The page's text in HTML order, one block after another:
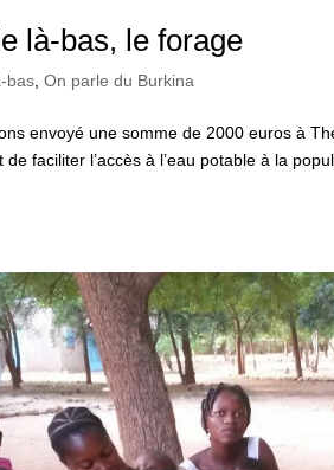
là-bas, le forage
bas ,On parle du Burkina
envoyé une somme de 2000 euros à
de faciliter l’accès à l’eau potable à la